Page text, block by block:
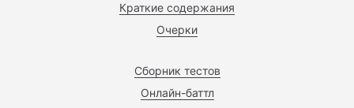
Краткие содержания
Очерки
Сборник тестов
Онлайн-баттл